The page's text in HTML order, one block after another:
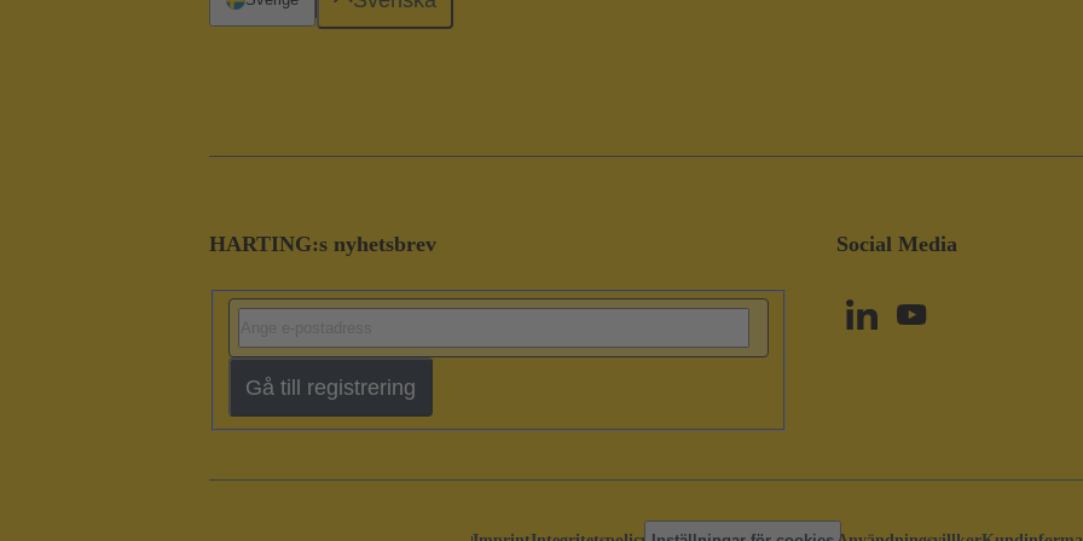
HARTING:s nyhetsbrev
Gå till registrering
Social Media